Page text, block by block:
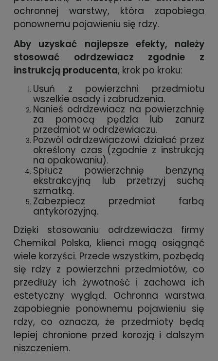
ochronnej warstwy, która zapobiega
ponownemu pojawieniu się rdzy.
Aby uzyskać najlepsze efekty, należy
stosować odrdzewiacz zgodnie z
instrukcją producenta, krok po kroku:
Usuń z powierzchni przedmiotu
wszelkie osady i zabrudzenia.
Nanieś odrdzewiacz na powierzchnię
za pomocą pędzla lub zanurz
przedmiot w odrdzewiaczu.
Pozwól odrdzewiaczowi działać przez
określony czas (zgodnie z instrukcją
na opakowaniu).
Spłucz powierzchnię benzyną
ekstrakcyjną lub przetrzyj suchą
szmatką.
Zabezpiecz przedmiot farbą
antykorozyjną.
Dzięki stosowaniu odrdzewiacza firmy
Chemikal Polska, klienci mogą osiągnąć
wiele korzyści. Przede wszystkim, pozbędą
się rdzy z powierzchni przedmiotów, co
przedłuży ich żywotność i zachowa ich
estetyczny wygląd. Ochronna warstwa
zapobiegnie ponownemu pojawieniu się
rdzy, co oznacza, że przedmioty będą
lepiej chronione przed korozją i dalszym
niszczeniem.